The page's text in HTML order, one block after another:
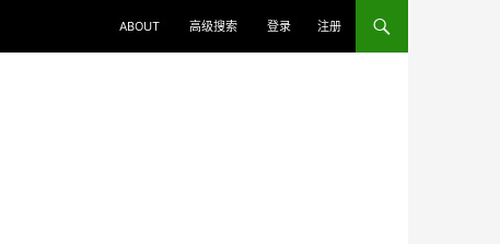
ABOUT 高级搜索 登录 注册